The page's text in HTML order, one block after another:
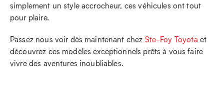
simplement un style accrocheur, ces véhicules ont tout
pour plaire.
Passez nous voir dès maintenant chez Ste-Foy Toyota et
découvrez ces modèles exceptionnels prêts à vous faire
vivre des aventures inoubliables.